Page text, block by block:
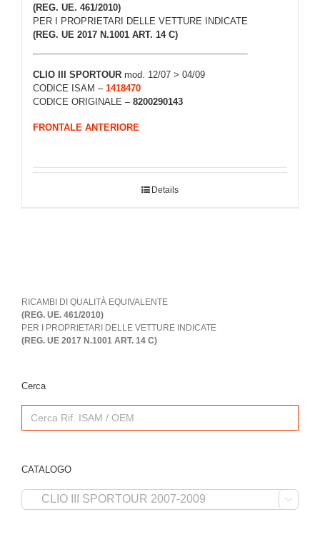
(REG. UE. 461/2010)
PER I PROPRIETARI DELLE VETTURE INDICATE
(REG. UE 2017 N.1001 ART. 14 C)
CLIO III SPORTOUR mod. 12/07 > 04/09
CODICE ISAM – 1418470
CODICE ORIGINALE – 8200290143
FRONTALE ANTERIORE
Details
RICAMBI DI QUALITÀ EQUIVALENTE
(REG. UE. 461/2010)
PER I PROPRIETARI DELLE VETTURE INDICATE
(REG. UE 2017 N.1001 ART. 14 C)
Cerca
Search
for:
CATALOGO
